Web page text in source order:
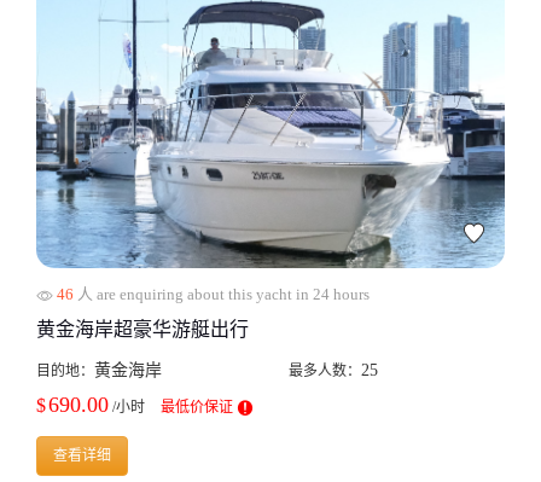
46 人 are enquiring about this yacht in 24 hours
黄金海岸超豪华游艇出行
目的地： 黄金海岸 最多人数： 25
$690.00 /小时 最低价保证
查看详细